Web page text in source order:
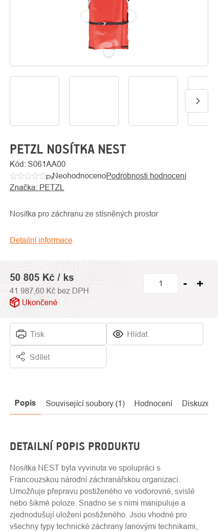
O
PETZL NOSÍTKA NEST
Kód: S061AA00
Průměrné
hodnocení
je
z
hvězdiček.
NeohodnocenoPodrobnosti hodnocení
Značka: PETZL
Nosítka pro záchranu ze stísněných prostor
Detailní informace
Tisk Hlídat
Sdílet
50 805 Kč / ks
41 987,60 Kč bez DPH
Ukončené
Popis Související soubory (1) Hodnocení Diskuze
DETAILNÍ POPIS PRODUKTU
Nosítka NEST byla vyvinuta ve spolupráci s
Francouzskou národní záchranářskou organizací.
Umožňuje přepravu postiženého ve vodorovné, svislé
nebo šikmé poloze. Snadno se s nimi manipuluje a
zjednodušují uložení postiženého. Jsou vhodné pro
všechny typy technické záchrany lanovými technikami,